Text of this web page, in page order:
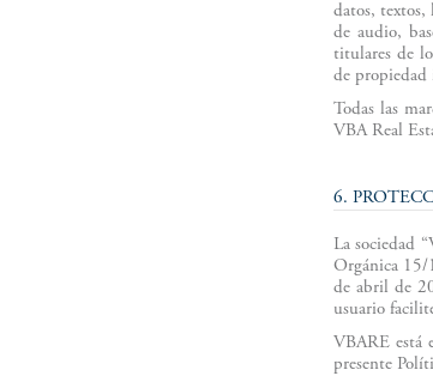
datos, textos,
de audio,
titulares de
de propiedad
Todas las
VBA Real
6.
La sociedad
Orgánica 15/
de abril de
usuario
VBARE está
presente